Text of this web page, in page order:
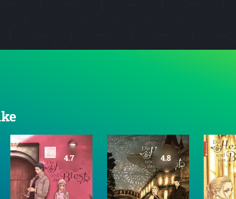
4.7 4.8